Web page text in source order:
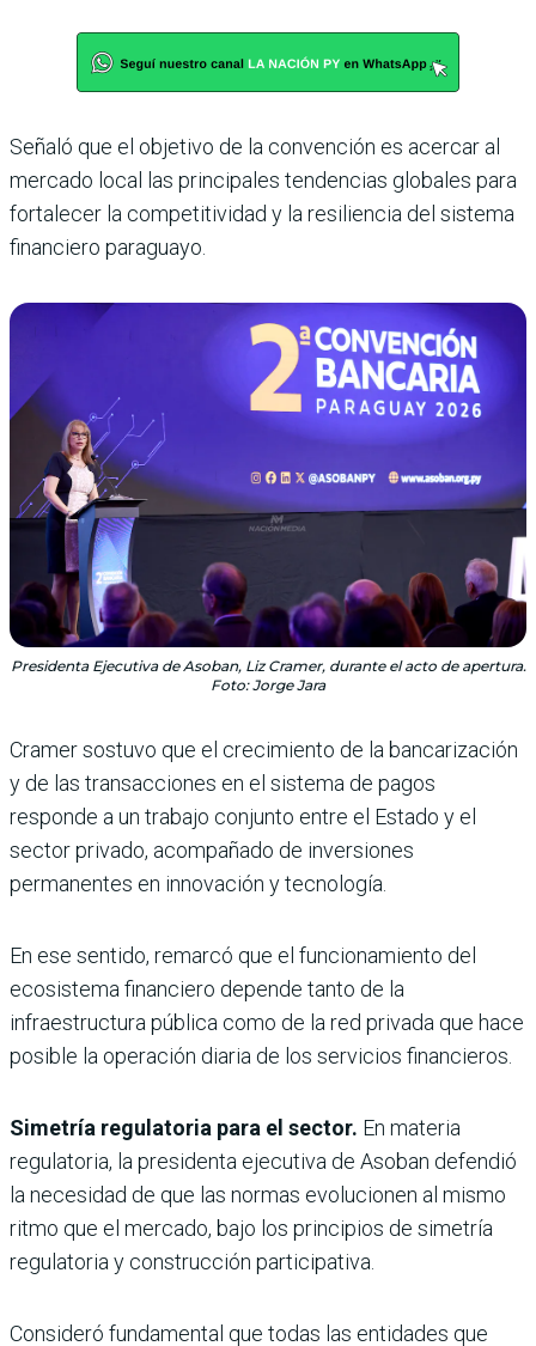
Señaló que el objetivo de la convención es acercar al
mercado local las principales tendencias globales para
fortalecer la competitividad y la resiliencia del sistema
financiero paraguayo.
Presidenta Ejecutiva de Asoban, Liz Cramer, durante el acto de apertura.
Foto: Jorge Jara
Cramer sostuvo que el crecimiento de la bancarización
y de las transacciones en el sistema de pagos
responde a un trabajo conjunto entre el Estado y el
sector privado, acompañado de inversiones
permanentes en innovación y tecnología.
En ese sentido, remarcó que el funcionamiento del
ecosistema financiero depende tanto de la
infraestructura pública como de la red privada que hace
posible la operación diaria de los servicios financieros.
Simetría regulatoria para el sector. En materia
regulatoria, la presidenta ejecutiva de Asoban defendió
la necesidad de que las normas evolucionen al mismo
ritmo que el mercado, bajo los principios de simetría
regulatoria y construcción participativa.
Consideró fundamental que todas las entidades que